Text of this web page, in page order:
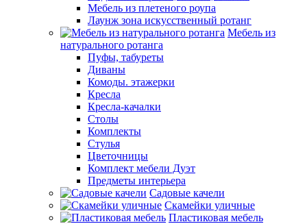
Мебель из плетеного роупа
Лаунж зона искусственный ротанг
Мебель из
натурального ротанга
Пуфы, табуреты
Диваны
Комоды. этажерки
Кресла
Кресла-качалки
Столы
Комплекты
Стулья
Цветочницы
Комплект мебели Дуэт
Предметы интерьера
Садовые качели
Скамейки уличные
Пластиковая мебель